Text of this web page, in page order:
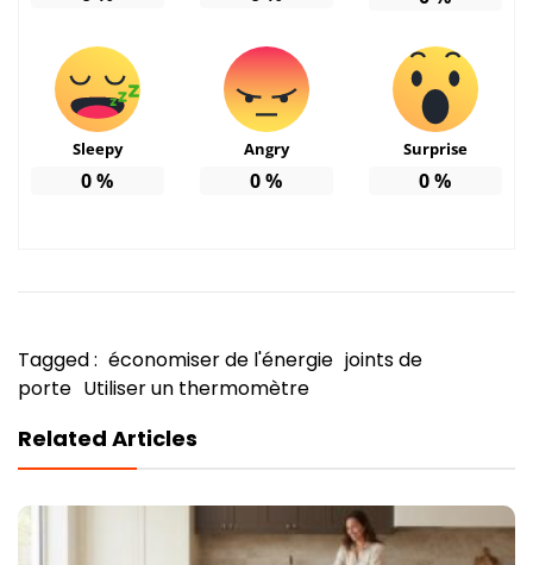
Sleepy
0%
Angry
0%
Surprise
0%
Tagged : économiser de l'énergie joints de
porte Utiliser un thermomètre
Related Articles